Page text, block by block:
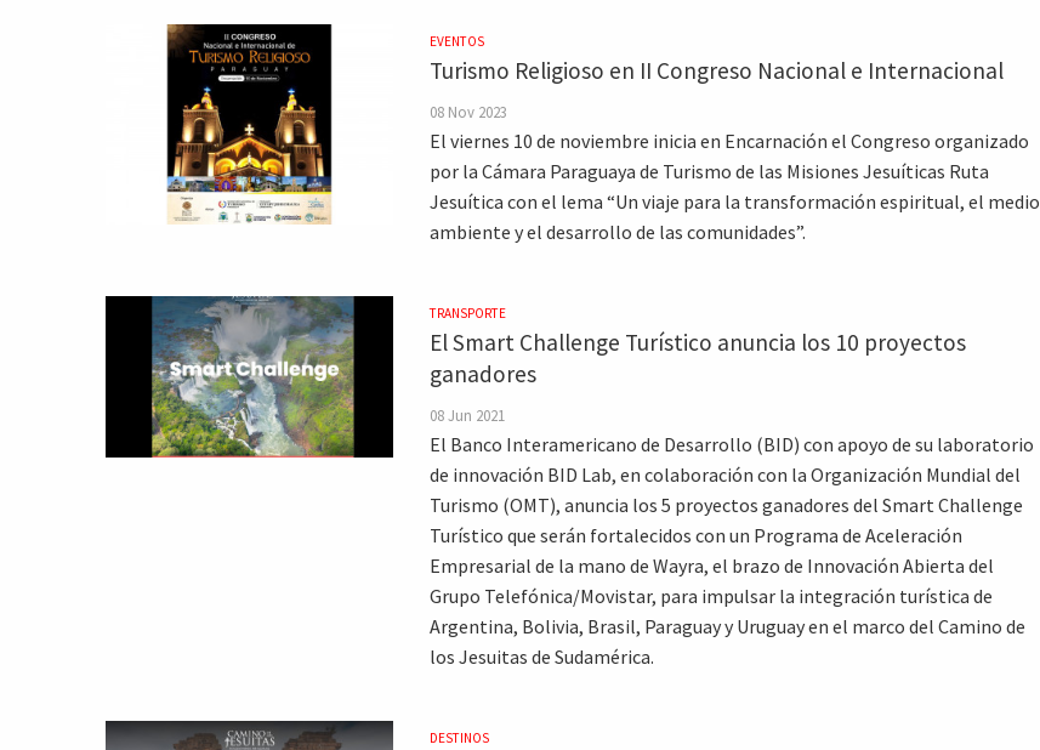
EVENTOS
Turismo Religioso en II Congreso Nacional e Internacional
08 Nov 2023
El viernes 10 de noviembre inicia en Encarnación el Congreso organizado
por la Cámara Paraguaya de Turismo de las Misiones Jesuíticas Ruta
Jesuítica con el lema “Un viaje para la transformación espiritual, el medio
ambiente y el desarrollo de las comunidades”.
TRANSPORTE
El Smart Challenge Turístico anuncia los 10 proyectos
ganadores
08 Jun 2021
El Banco Interamericano de Desarrollo (BID) con apoyo de su laboratorio
de innovación BID Lab, en colaboración con la Organización Mundial del
Turismo (OMT), anuncia los 5 proyectos ganadores del Smart Challenge
Turístico que serán fortalecidos con un Programa de Aceleración
Empresarial de la mano de Wayra, el brazo de Innovación Abierta del
Grupo Telefónica/Movistar, para impulsar la integración turística de
Argentina, Bolivia, Brasil, Paraguay y Uruguay en el marco del Camino de
los Jesuitas de Sudamérica.
DESTINOS